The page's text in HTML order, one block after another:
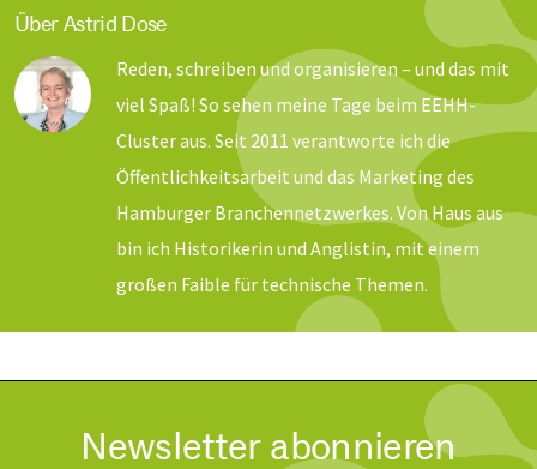
Über Astrid Dose
Reden, schreiben und organisieren – und das mit
viel Spaß! So sehen meine Tage beim EEHH-
Cluster aus. Seit 2011 verantworte ich die
Öffentlichkeitsarbeit und das Marketing des
Hamburger Branchennetzwerkes. Von Haus aus
bin ich Historikerin und Anglistin, mit einem
großen Faible für technische Themen.
Newsletter abonnieren